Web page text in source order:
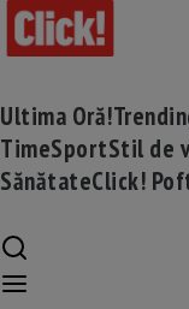
Ultima Oră!
TimeSportStil de
SănătateClick!